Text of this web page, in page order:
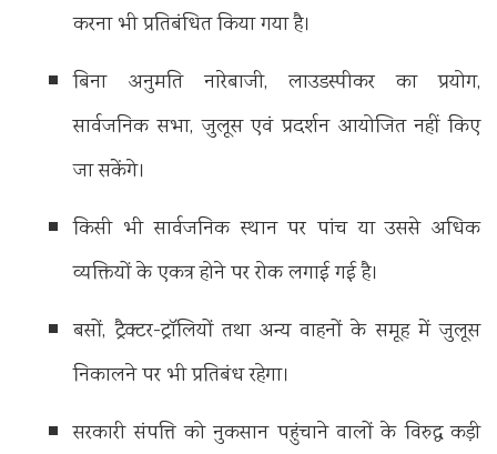
करना भी प्रतिबंधित किया गया है।
बिना अनुमति नारेबाजी, लाउडस्पीकर का प्रयोग,
सार्वजनिक सभा, जुलूस एवं प्रदर्शन आयोजित नहीं किए
जा सकेंगे।
किसी भी सार्वजनिक स्थान पर पांच या उससे अधिक
व्यक्तियों के एकत्र होने पर रोक लगाई गई है।
बसों, ट्रैक्टर-ट्रॉलियों तथा अन्य वाहनों के समूह में जुलूस
निकालने पर भी प्रतिबंध रहेगा।
सरकारी संपत्ति को नुकसान पहुंचाने वालों के विरुद्ध कड़ी